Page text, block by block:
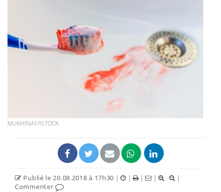
MUKHINA1/ISTOCK
Publié le 20.08.2018 à 17h30 | | | |
|
Commenter